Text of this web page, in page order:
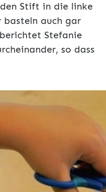
Stift in die linke
basteln auch gar
Stefanie
so dass